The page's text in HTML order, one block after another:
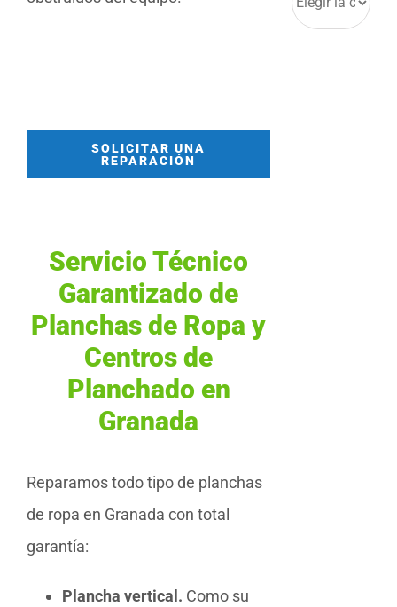
SOLICITAR UNA
REPARACIÓN
Servicio Técnico
Garantizado de
Planchas de Ropa y
Centros de
Planchado en
Granada
Reparamos todo tipo de planchas
de ropa en Granada con total
garantía:
Plancha vertical. Como su